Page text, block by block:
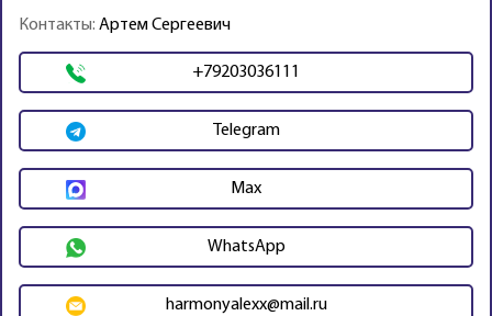
Контакты: Артем Сергеевич
+79203036111
Telegram
Max
WhatsApp
harmonyalexx@mail.ru